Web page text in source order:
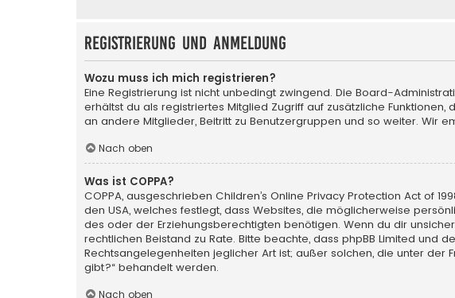
Registrierung und Anmeldung
Wozu muss ich mich registrieren?
Eine Registrierung ist nicht unbedingt zwingend. Die Board-
erhältst du als registriertes Mitglied Zugriff auf zusätzliche
an andere Mitglieder, Beitritt zu Benutzergruppen und so weiter. Wir
Nach oben
Was ist COPPA?
COPPA, ausgeschrieben Children’s Online Privacy Protection Act of
den USA, welches festlegt, dass Websites, die möglicherweise
des oder der Erziehungsberechtigten benötigen. Wenn du dir
rechtlichen Beistand zu Rate. Bitte beachte, dass phpBB Limited und
Rechtsangelegenheiten jeglicher Art ist; außer solchen, die unter der
gibt?“ behandelt werden.
Nach oben